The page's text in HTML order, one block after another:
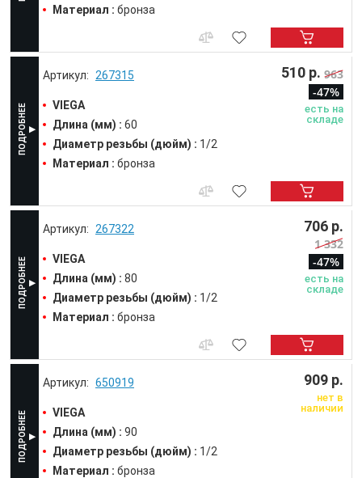
Материал : бронза
267315
VIEGA
Длина (мм) : 60
Диаметр резьбы (дюйм) : 1/2
Материал : бронза
510 р. 963
-47%
есть на
складе
267322
VIEGA
Длина (мм) : 80
Диаметр резьбы (дюйм) : 1/2
Материал : бронза
706 р.
1 332
-47%
есть на
складе
650919
VIEGA
Длина (мм) : 90
Диаметр резьбы (дюйм) : 1/2
Материал : бронза
909 р.
нет в
наличии